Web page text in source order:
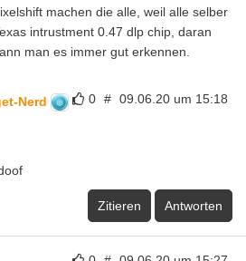
machen die alle, weil alle selber
intrustment 0.47 dlp chip, daran
man es immer gut erkennen.
0 # 09.06.20 um 15:18
Nerd
Zitieren Antworten